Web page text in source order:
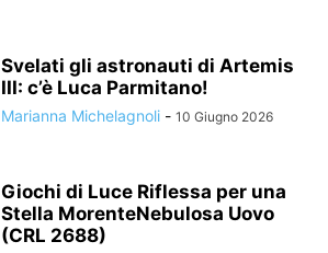
Svelati gli astronauti di Artemis
III: c’è Luca Parmitano!
Marianna Michelagnoli - 10 Giugno 2026
Giochi di Luce Riflessa per una
Stella MorenteNebulosa Uovo
(CRL 2688)